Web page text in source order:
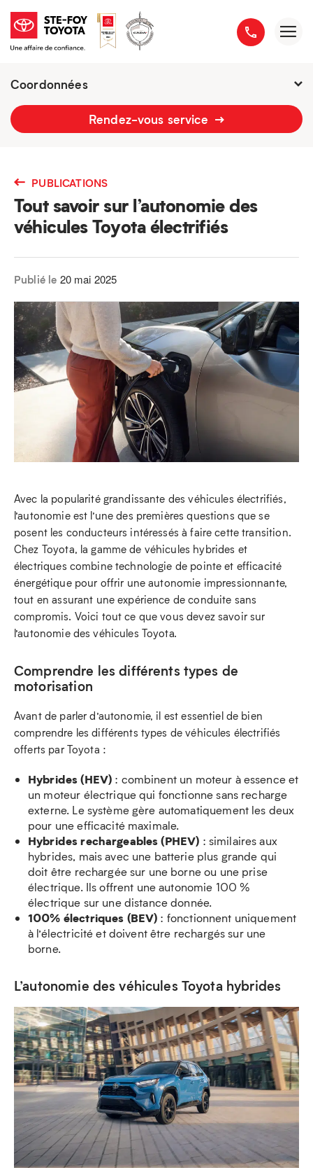
Coordonnées
2777 boulevard du Versant-Nord
Rendez-vous service
PUBLICATIONS
Tout savoir sur l’autonomie des
véhicules Toyota électrifiés
Publié le 20 mai 2025
Avec la popularité grandissante des véhicules électrifiés,
l’autonomie est l’une des premières questions que se
posent les conducteurs intéressés à faire cette transition.
Chez Toyota, la gamme de véhicules hybrides et
électriques combine technologie de pointe et efficacité
énergétique pour offrir une autonomie impressionnante,
tout en assurant une expérience de conduite sans
compromis. Voici tout ce que vous devez savoir sur
l’autonomie des véhicules Toyota.
Comprendre les différents types de
motorisation
Avant de parler d’autonomie, il est essentiel de bien
comprendre les différents types de véhicules électrifiés
offerts par Toyota :
Hybrides (HEV) : combinent un moteur à essence et
un moteur électrique qui fonctionne sans recharge
externe. Le système gère automatiquement les deux
pour une efficacité maximale.
Hybrides rechargeables (PHEV) : similaires aux
hybrides, mais avec une batterie plus grande qui
doit être rechargée sur une borne ou une prise
électrique. Ils offrent une autonomie 100 %
électrique sur une distance donnée.
100% électriques (BEV) : fonctionnent uniquement
à l’électricité et doivent être rechargés sur une
borne.
L’autonomie des véhicules Toyota hybrides